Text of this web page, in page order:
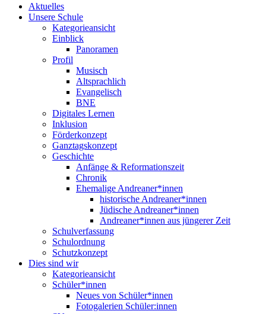
Aktuelles
Unsere Schule
Kategorieansicht
Einblick
Panoramen
Profil
Musisch
Altsprachlich
Evangelisch
BNE
Digitales Lernen
Inklusion
Förderkonzept
Ganztagskonzept
Geschichte
Anfänge & Reformationszeit
Chronik
Ehemalige Andreaner*innen
historische Andreaner*innen
Jüdische Andreaner*innen
Andreaner*innen aus jüngerer Zeit
Schulverfassung
Schulordnung
Schutzkonzept
Dies sind wir
Kategorieansicht
Schüler*innen
Neues von Schüler*innen
Fotogalerien Schüler:innen